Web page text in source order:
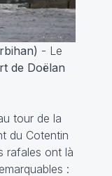
- Le
de Doëlan
tour de la
du Cotentin
rafales ont là
: